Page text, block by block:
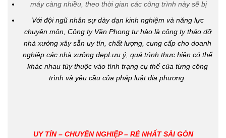
máy càng nhiều, theo thời gian các công trình này sẽ bị
Với đội ngũ nhân sự dày dạn kinh nghiệm và năng lực
chuyên môn, Công ty Văn Phong tự hào là công ty tháo dỡ
nhà xưởng xây sẵn uy tín, chất lượng, cung cấp cho doanh
nghiệp các nhà xưởng đẹpLưu ý, quá trình thực hiện có thể
khác nhau tùy thuộc vào tình trạng cụ thể của từng công
trình và yêu cầu của pháp luật địa phương.
UY TÍN – CHUYÊN NGHIỆP – RẺ NHẤT SÀI GÒN